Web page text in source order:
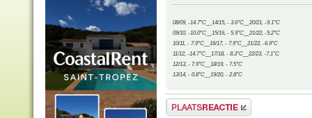
08/09, -14.7°C__14/15, - 3.6°C__20/21, -9.1°C
09/10, -10.0°C__15/16, - 5.9°C__21/22, -5.2°C
10/11, - 7.9°C__16/17, - 7.9°C__21/22, -6.9°C
11/12, -14.7°C__17/18, - 8.3°C__22/23, -7.1°C
12/13, - 7.9°C__18/19, - 7.5°C
13/14, - 0.8°C__19/20, - 2.8°C
Plaats een reactie